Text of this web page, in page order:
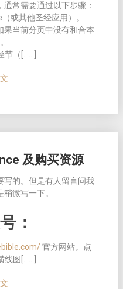
常需要通过以下步骤：
或其他圣经应用）。
果当前分页中没有和合本
节（[……]
及购买资源
写的。但是有人留言问我
微写一下。
：
官方网站。点
线图[……]